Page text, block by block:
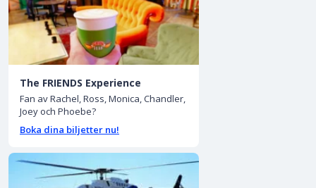
The FRIENDS Experience
Fan av Rachel, Ross, Monica, Chandler,
Joey och Phoebe?
Boka dina biljetter nu!